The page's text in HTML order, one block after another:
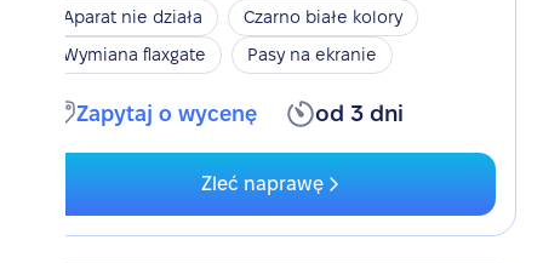
Aparat nie działa
Czarno białe kolory
Wymiana flaxgate
Pasy na ekranie
Zapytaj o wycenę od 3 dni
Zleć naprawę